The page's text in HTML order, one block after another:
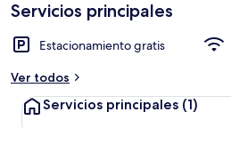
Servicios principales
Estacionamiento gratis
Ver todos
Servicios principales (1)